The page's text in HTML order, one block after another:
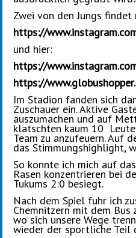
Zwei von den Jungs findet
https://
und hier:
https://
https://
Im Stadion fanden sich
Zuschauer ein. Aktive
auszumachen und auf
klatschten kaum 10
Team zu anzufeuern. Auf
das Stimmungshighlight,
So konnte ich mich auf
Rasen konzentrieren bei
Tukums 2:0 besiegt.
Nach dem Spiel fuhr ich
Chemnitzern mit dem Bus
wo sich unsere Wege
wieder der sportliche Teil